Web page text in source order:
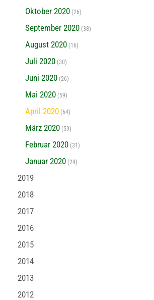
Oktober 2020 (26)
September 2020 (38)
August 2020 (16)
Juli 2020 (30)
Juni 2020 (26)
Mai 2020 (59)
April 2020 (64)
März 2020 (59)
Februar 2020 (31)
Januar 2020 (29)
2019
2018
2017
2016
2015
2014
2013
2012